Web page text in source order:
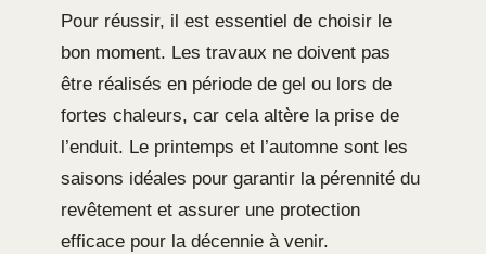
Pour réussir, il est essentiel de choisir le
bon moment. Les travaux ne doivent pas
être réalisés en période de gel ou lors de
fortes chaleurs, car cela altère la prise de
l’enduit. Le printemps et l’automne sont les
saisons idéales pour garantir la pérennité du
revêtement et assurer une protection
efficace pour la décennie à venir.